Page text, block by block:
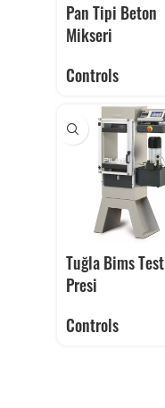
Pan Tipi Beton
Mikseri
Controls
Tuğla Bims Test
Presi
Controls